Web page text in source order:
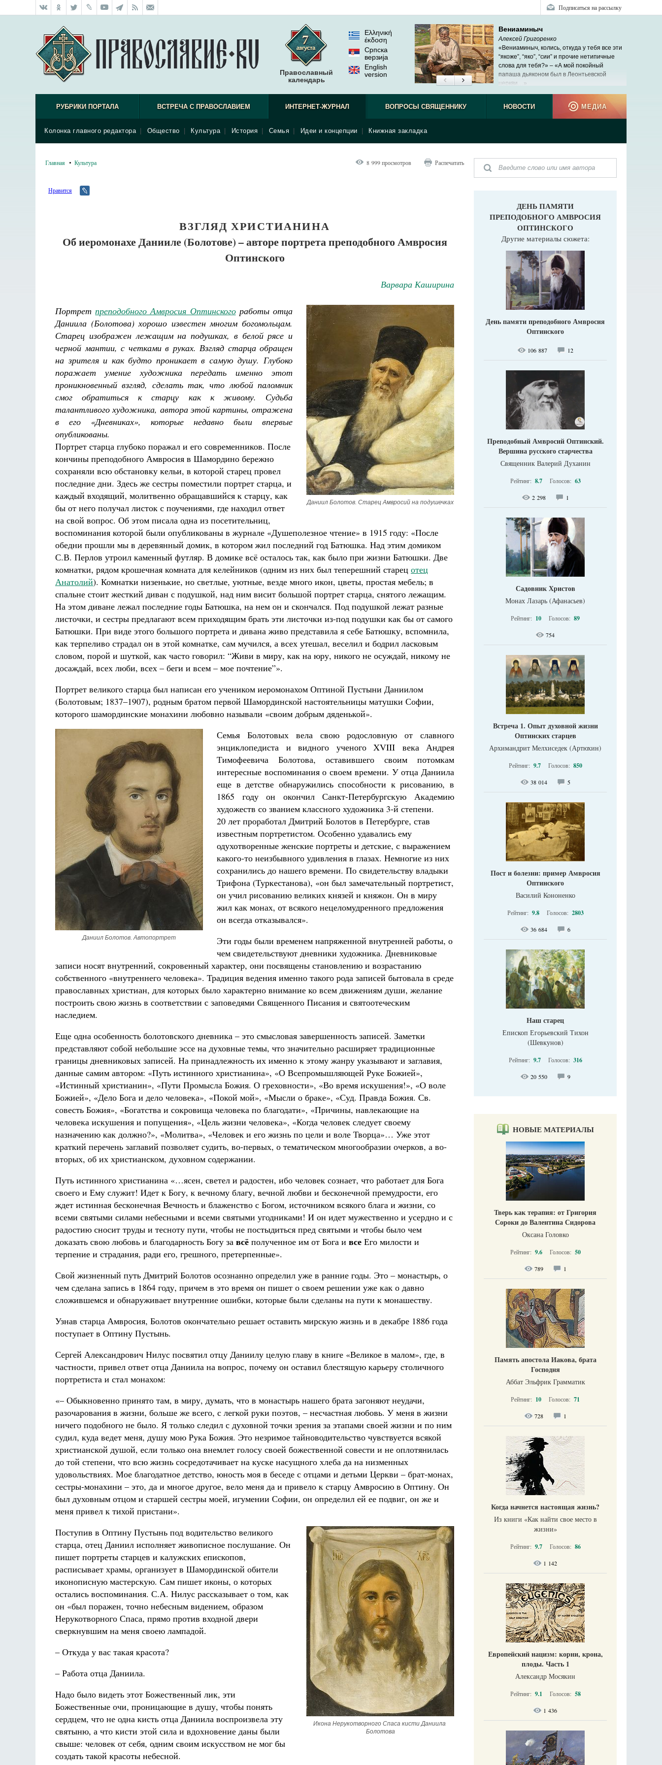
Подписаться на рассылку
Православный
календарь
Ελληνική
έκδοση
Српска
верзиjа
English
version
Вениаминыч
Алексей Григоренко
«Вениаминыч, колись, откуда у тебя все эти
“якоже”, “яко”, “сии” и прочие нетипичные
слова для тебя?» – «А мой покойный
папаша дьяконом был в Леонтьевской
церкви…»
РУБРИКИ ПОРТАЛА ВСТРЕЧА С ПРАВОСЛАВИЕМ ИНТЕРНЕТ-ЖУРНАЛ
Колонка главного редактора Общество Культура История Семья Идеи и концепции Книжная закладка
ВОПРОСЫ СВЯЩЕННИКУ НОВОСТИ МЕДИА
Главная Культура 8 999 просмотров Распечатать
Нравится
ВЗГЛЯД ХРИСТИАНИНА
Об иеромонахе Данииле (Болотове) – авторе портрета преподобного Амвросия
Оптинского
Варвара Каширина
Даниил Болотов. Старец Амвросий на подушечках
Портретпреподобного Амвросия Оптинскогоработы отца
Даниила (Болотова) хорошо известен многим богомольцам.
Старец изображен лежащим на подушках, в белой рясе и
черной мантии, с четками в руках. Взгляд старца обращен
на зрителя и как будто проникает в самую душу. Глубоко
поражает умение художника передать именно этот
проникновенный взгляд, сделать так, что любой паломник
смог обратиться к старцу как к живому. Судьба
талантливого художника, автора этой картины, отражена
в его «Дневниках», которые недавно были впервые
опубликованы.
Портрет старца глубоко поражал и его современников. После
кончины преподобного Амвросия в Шамордино бережно
сохраняли всю обстановку кельи, в которой старец провел
последние дни. Здесь же сестры поместили портрет старца, и
каждый входящий, молитвенно обращавшийся к старцу, как
бы от него получал листок с поучениями, где находил ответ
на свой вопрос. Об этом писала одна из посетительниц,
воспоминания которой были опубликованы в журнале «Душеполезное чтение» в 1915 году: «После
обедни прошли мы в деревянный домик, в котором жил последний год Батюшка. Над этим домиком
С.В. Перлов утроил каменный футляр. В домике всё осталось так, как было при жизни Батюшки. Две
комнатки, рядом крошечная комната для келейников (одним из них был теперешний старец отец
Анатолий). Комнатки низенькие, но светлые, уютные, везде много икон, цветы, простая мебель; в
спальне стоит жесткий диван с подушкой, над ним висит большой портрет старца, снятого лежащим.
На этом диване лежал последние годы Батюшка, на нем он и скончался. Под подушкой лежат разные
листочки, и сестры предлагают всем приходящим брать эти листочки из-под подушки как бы от самого
Батюшки. При виде этого большого портрета и дивана живо представила я себе Батюшку, вспомнила,
как терпеливо страдал он в этой комнатке, сам мучился, а всех утешал, веселил и бодрил ласковым
словом, порой и шуткой, как часто говорил: “Живи в миру, как на юру, никого не осуждай, никому не
досаждай, всех люби, всех – беги и всем – мое почтение”».
Портрет великого старца был написан его учеником иеромонахом Оптиной Пустыни Даниилом
(Болотовым; 1837–1907), родным братом первой Шамординской настоятельницы матушки Софии,
которого шамординские монахини любовно называли «своим добрым дяденькой».
Даниил Болотов. Автопортрет
Семья Болотовых вела свою родословную от славного
энциклопедиста и видного ученого XVIII века Андрея
Тимофеевича Болотова, оставившего своим потомкам
интересные воспоминания о своем времени. У отца Даниила
еще в детстве обнаружились способности к рисованию, в
1865 году он окончил Санкт-Петербургскую Академию
художеств со званием классного художника 3-й степени.
20 лет проработал Дмитрий Болотов в Петербурге, став
известным портретистом. Особенно удавались ему
одухотворенные женские портреты и детские, с выражением
какого-то неизбывного удивления в глазах. Немногие из них
сохранились до нашего времени. По свидетельству владыки
Трифона (Туркестанова), «он был замечательный портретист,
он учил рисованию великих князей и княжон. Он в миру
жил как монах, от всякого нецеломудренного предложения
он всегда отказывался».
Эти годы были временем напряженной внутренней работы, о
чем свидетельствуют дневники художника. Дневниковые
записи носят внутренний, сокровенный характер, они посвящены становлению и возрастанию
собственного «внутреннего человека». Традиция ведения именно такого рода записей бытовала в среде
православных христиан, для которых было характерно внимание ко всем движениям души, желание
построить свою жизнь в соответствии с заповедями Священного Писания и святоотеческим
наследием.
Еще одна особенность болотовского дневника – это смысловая завершенность записей. Заметки
представляют собой небольшие эссе на духовные темы, что значительно расширяет традиционные
границы дневниковых записей. На принадлежность их именно к этому жанру указывают и заглавия,
данные самим автором: «Путь истинного христианина», «О Всепромышляющей Руке Божией»,
«Истинный христианин», «Пути Промысла Божия. О греховности», «Во время искушения!», «О воле
Божией», «Дело Бога и дело человека», «Покой мой», «Мысли о браке», «Суд. Правда Божия. Св.
совесть Божия», «Богатства и сокровища человека по благодати», «Причины, навлекающие на
человека искушения и попущения», «Цель жизни человека», «Когда человек следует своему
назначению как должно?», «Молитва», «Человек и его жизнь по цели и воле Творца»… Уже этот
краткий перечень заглавий позволяет судить, во-первых, о тематическом многообразии очерков, а во-
вторых, об их христианском, духовном содержании.
Путь истинного христианина «…ясен, светел и радостен, ибо человек сознает, что работает для Бога
своего и Ему служит! Идет к Богу, к вечному благу, вечной любви и бесконечной премудрости, его
ждет истинная бесконечная Вечность и блаженство с Богом, источником всякого блага и жизни, со
всеми святыми силами небесными и всеми святыми угодниками! И он идет мужественно и усердно и с
радостию сносит труды и тесноту пути, чтобы не постыдиться пред святыми и чтобы было чем
доказать свою любовь и благодарность Богу за всё полученное им от Бога и все Его милости и
терпение и страдания, ради его, грешного, претерпенные».
Свой жизненный путь Дмитрий Болотов осознанно определил уже в ранние годы. Это – монастырь, о
чем сделана запись в 1864 году, причем в это время он пишет о своем решении уже как о давно
сложившемся и обнаруживает внутренние ошибки, которые были сделаны на пути к монашеству.
Узнав старца Амвросия, Болотов окончательно решает оставить мирскую жизнь и в декабре 1886 года
поступает в Оптину Пустынь.
Сергей Александрович Нилус посвятил отцу Даниилу целую главу в книге «Великое в малом», где, в
частности, привел ответ отца Даниила на вопрос, почему он оставил блестящую карьеру столичного
портретиста и стал монахом:
«– Обыкновенно принято там, в миру, думать, что в монастырь нашего брата загоняют неудачи,
разочарования в жизни, больше же всего, с легкой руки поэтов, – несчастная любовь. У меня в жизни
ничего подобного не было. Я только следил с духовной точки зрения за этапами своей жизни и по ним
судил, куда ведет меня, душу мою Рука Божия. Это незримое тайноводительство чувствуется всякой
христианской душой, если только она внемлет голосу своей божественной совести и не оплотянилась
до той степени, что всю жизнь сосредотачивает на куске насущного хлеба да на низменных
удовольствиях. Мое благодатное детство, юность моя в беседе с отцами и детьми Церкви – брат-монах,
сестры-монахини – это, да и многое другое, вело меня да и привело к старцу Амвросию в Оптину. Он
был духовным отцом и старшей сестры моей, игумении Софии, он определил ей ее подвиг, он же и
меня привел к тихой пристани».
Икона Нерукотворного Спаса кисти Даниила
Болотова
Поступив в Оптину Пустынь под водительство великого
старца, отец Даниил исполняет живописное послушание. Он
пишет портреты старцев и калужских епископов,
расписывает храмы, организует в Шамординской обители
иконописную мастерскую. Сам пишет иконы, о которых
остались воспоминания. С.А. Нилус рассказывает о том, как
он «был поражен, точно небесным видением, образом
Нерукотворного Спаса, прямо против входной двери
сверкнувшим на меня своею лампадой.
– Откуда у вас такая красота?
– Работа отца Даниила.
Надо было видеть этот Божественный лик, эти
Божественные очи, проницающие в душу, чтобы понять
сердцем, что не одна кисть отца Даниила воспроизвела эту
святыню, а что кисти этой сила и вдохновение даны были
свыше: человек от себя, одним своим искусством не мог бы
создать такой красоты небесной.
ДЕНЬ ПАМЯТИ
ПРЕПОДОБНОГО АМВРОСИЯ
ОПТИНСКОГО
Другие материалы сюжета:
День памяти преподобного Амвросия
Оптинского
106 887 12
Преподобный Амвросий Оптинский.
Вершина русского старчества
Священник Валерий Духанин
Рейтинг: 8.7 Голосов: 63
2 298 1
Садовник Христов
Монах Лазарь (Афанасьев)
Рейтинг: 10 Голосов: 89
754
Встреча 1. Опыт духовной жизни
Оптинских старцев
Архимандрит Мелхиседек (Артюхин)
Рейтинг: 9.7 Голосов: 850
38 014 5
Пост и болезни: пример Амвросия
Оптинского
Василий Кононенко
Рейтинг: 9.8 Голосов: 2803
36 684 6
Наш старец
Епископ Егорьевский Тихон
(Шевкунов)
Рейтинг: 9.7 Голосов: 316
20 550 9
НОВЫЕ МАТЕРИАЛЫ
Тверь как терапия: от Григория
Сороки до Валентина Сидорова
Оксана Головко
Рейтинг: 9.6 Голосов: 50
789 1
Память апостола Иакова, брата
Господня
Аббат Эльфрик Грамматик
Рейтинг: 10 Голосов: 71
728 1
Когда начнется настоящая жизнь?
Из книги «Как найти свое место в
жизни​»
Рейтинг: 9.7 Голосов: 86
1 142
Европейский нацизм: корни, крона,
плоды. Часть 1
Александр Мосякин
Рейтинг: 9.1 Голосов: 58
1 436